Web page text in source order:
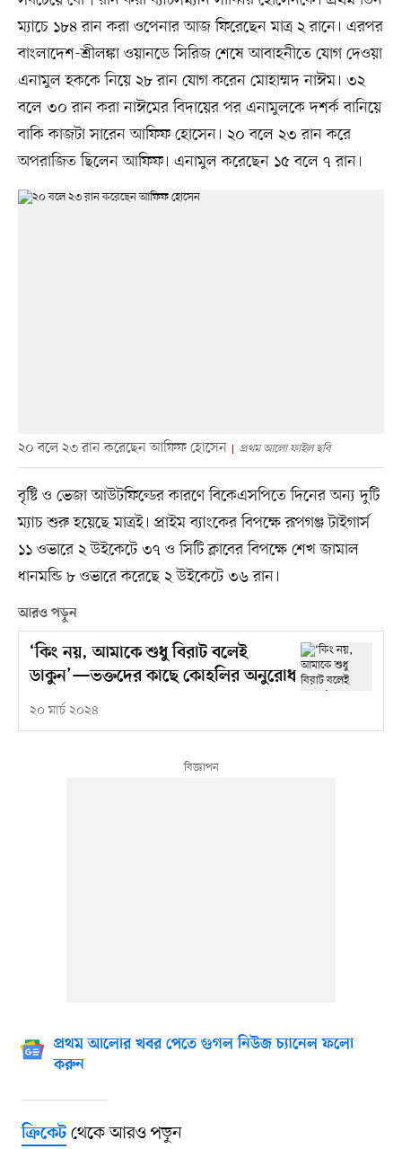
ম্যাচে ১৮৪ রান করা ওপেনার আজ ফিরেছেন মাত্র ২ রানে। এরপর
বাংলাদেশ-শ্রীলঙ্কা ওয়ানডে সিরিজ শেষে আবাহনীতে যোগ দেওয়া
এনামুল হককে নিয়ে ২৮ রান যোগ করেন মোহাম্মদ নাঈম। ৩২
বলে ৩০ রান করা নাঈমের বিদায়ের পর এনামুলকে দশর্ক বানিয়ে
বাকি কাজটা সারেন আফিফ হোসেন। ২০ বলে ২৩ রান করে
অপরাজিত ছিলেন আফিফ। এনামুল করেছেন ১৫ বলে ৭ রান।
২০ বলে ২৩ রান করেছেন আফিফ হোসেন প্রথম আলো ফাইল ছবি
বৃষ্টি ও ভেজা আউটফিল্ডের কারণে বিকেএসপিতে দিনের অন্য দুটি
ম্যাচ শুরু হয়েছে মাত্রই। প্রাইম ব্যাংকের বিপক্ষে রূপগঞ্জ টাইগার্স
১১ ওভারে ২ উইকেটে ৩৭ ও সিটি ক্লাবের বিপক্ষে শেখ জামাল
ধানমন্ডি ৮ ওভারে করেছে ২ উইকেটে ৩৬ রান।
আরও পড়ুন
‘কিং নয়, আমাকে শুধু বিরাট বলেই
ডাকুন’—ভক্তদের কাছে কোহলির অনুরোধ
২০ মার্চ ২০২৪
প্রথম আলোর খবর পেতে গুগল নিউজ চ্যানেল ফলো
করুন
ক্রিকেটথেকে আরও পড়ুন